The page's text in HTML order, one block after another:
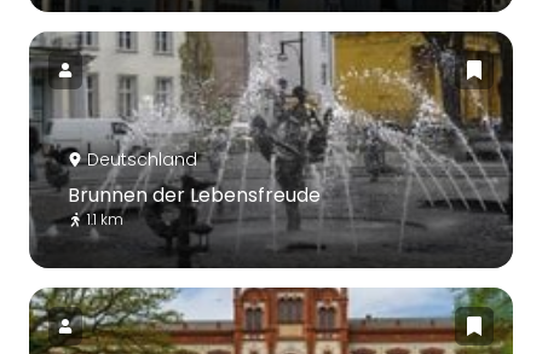
Deutschland
Brunnen der Lebensfreude
1.1 km